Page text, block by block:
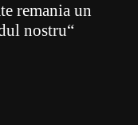
remania un
nostru“